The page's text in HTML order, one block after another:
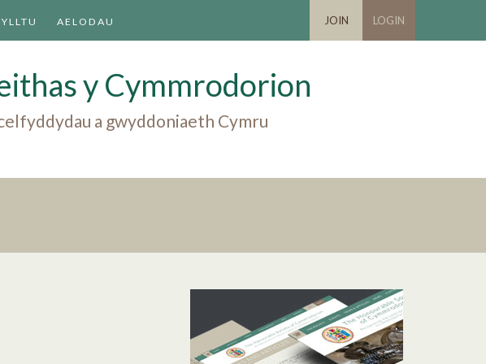
AELODAU JOIN LOGIN
y Cymmrodorion
a gwyddoniaeth Cymru